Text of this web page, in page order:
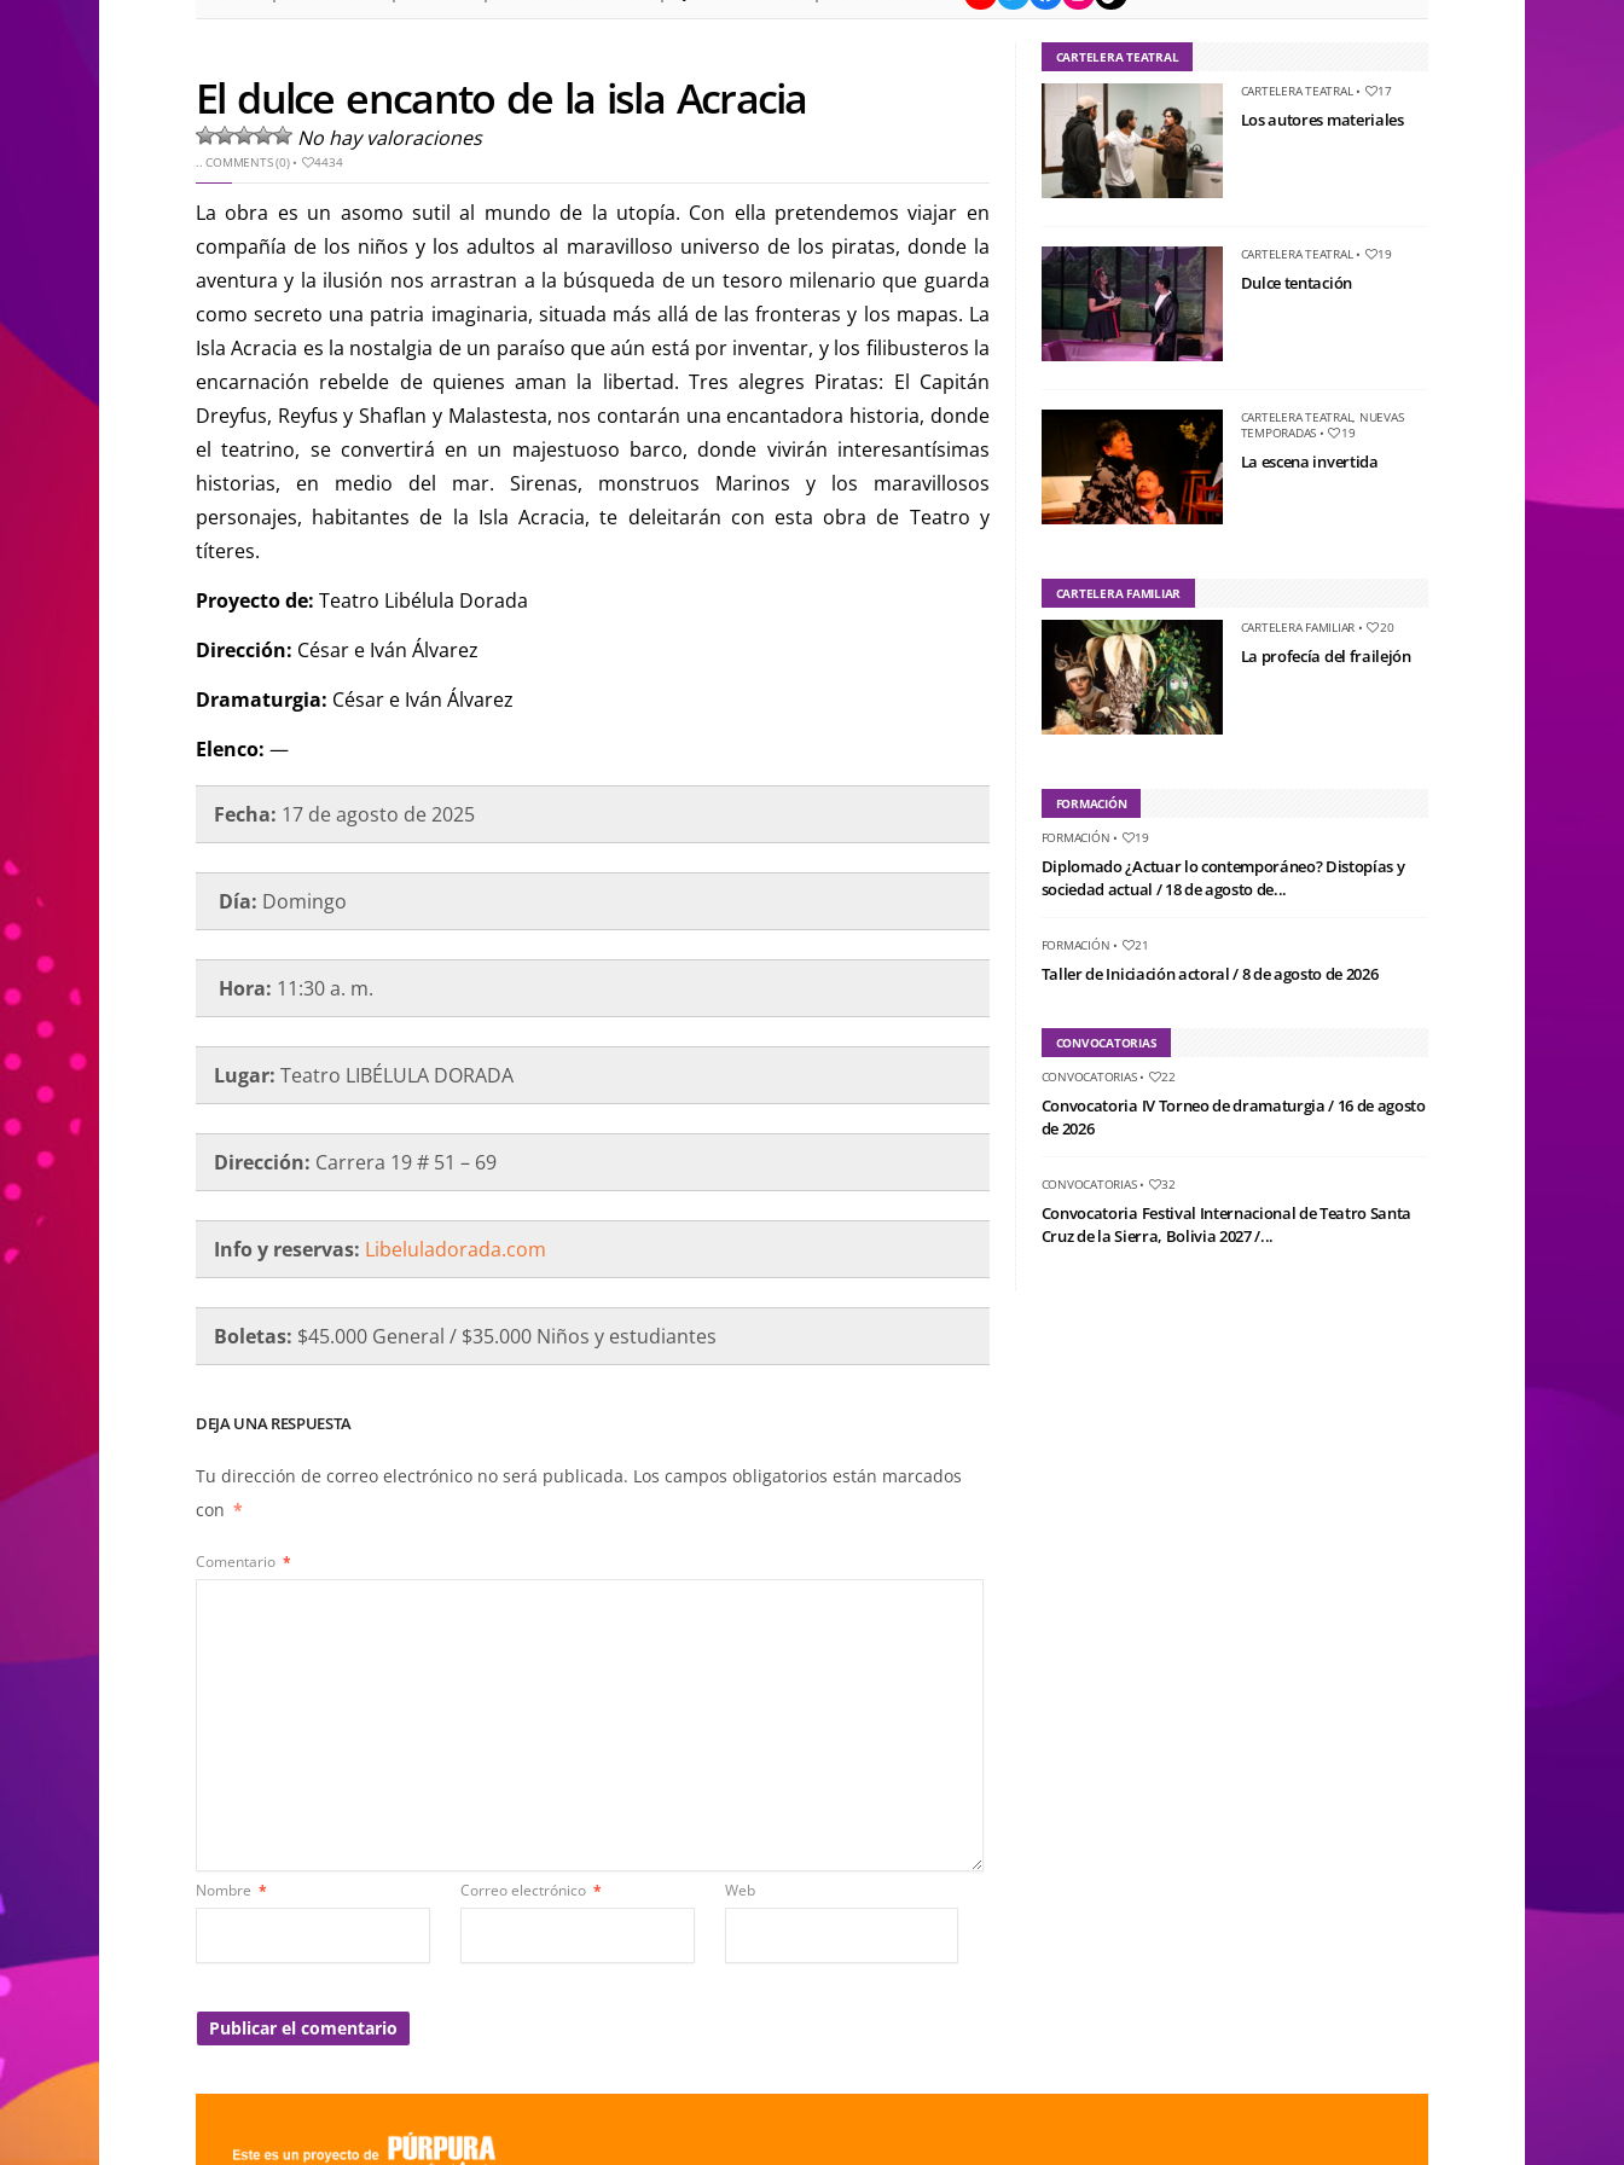
El dulce encanto de la isla Acracia
No hay valoraciones
..COMMENTS (0)• 4434
La obra es un asomo sutil al mundo de la utopía. Con ella pretendemos viajar en
compañía de los niños y los adultos al maravilloso universo de los piratas, donde la
aventura y la ilusión nos arrastran a la búsqueda de un tesoro milenario que guarda
como secreto una patria imaginaria, situada más allá de las fronteras y los mapas. La
Isla Acracia es la nostalgia de un paraíso que aún está por inventar, y los filibusteros la
encarnación rebelde de quienes aman la libertad. Tres alegres Piratas: El Capitán
Dreyfus, Reyfus y Shaflan y Malastesta, nos contarán una encantadora historia, donde
el teatrino, se convertirá en un majestuoso barco, donde vivirán interesantísimas
historias, en medio del mar. Sirenas, monstruos Marinos y los maravillosos
personajes, habitantes de la Isla Acracia, te deleitarán con esta obra de Teatro y
títeres.
Proyecto de: Teatro Libélula Dorada
Dirección: César e Iván Álvarez
Dramaturgia: César e Iván Álvarez
Elenco: —
Fecha: 17 de agosto de 2025
Día: Domingo
Hora: 11:30 a. m.
Lugar: Teatro LIBÉLULA DORADA
Dirección: Carrera 19 # 51 – 69
Info y reservas: Libeluladorada.com
Boletas: $45.000 General / $35.000 Niños y estudiantes
DEJA UNA RESPUESTA
Tu dirección de correo electrónico no será publicada. Los campos obligatorios están marcados
con *
Comentario *
Nombre * Correo electrónico * Web
CARTELERA TEATRAL
CARTELERA TEATRAL• 17
Los autores materiales
CARTELERA TEATRAL• 19
Dulce tentación
CARTELERA TEATRAL, NUEVAS
TEMPORADAS • 19
La escena invertida
CARTELERA FAMILIAR
CARTELERA FAMILIAR • 20
La profecía del frailejón
FORMACIÓN
FORMACIÓN • 19
Diplomado ¿Actuar lo contemporáneo? Distopías y
sociedad actual / 18 de agosto de...
FORMACIÓN • 21
Taller de Iniciación actoral / 8 de agosto de 2026
CONVOCATORIAS
CONVOCATORIAS• 22
Convocatoria IV Torneo de dramaturgia / 16 de agosto
de 2026
CONVOCATORIAS• 32
Convocatoria Festival Internacional de Teatro Santa
Cruz de la Sierra, Bolivia 2027 /...